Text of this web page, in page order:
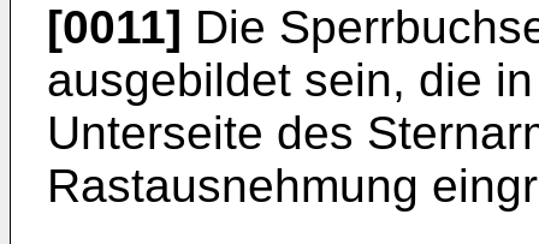
[0011] Die
ausgebildet sein, die
Unterseite des
Rastausnehmung